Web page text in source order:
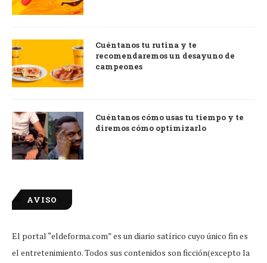
Cuéntanos tu rutina y te
recomendaremos un desayuno de
campeones
Cuéntanos cómo usas tu tiempo y te
diremos cómo optimizarlo
AVISO
El portal “eldeforma.com” es un diario satírico cuyo único fin es
el entretenimiento. Todos sus contenidos son ficción(excepto la